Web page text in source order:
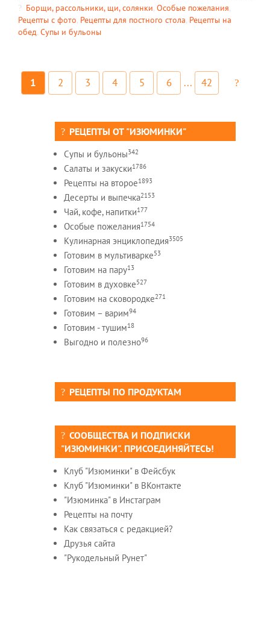
Борщи, рассольники, щи, солянки, Особые пожелания,
Рецепты c фото, Рецепты для постного стола, Рецепты на
обед, Супы и бульоны
1 2 3 4 5 6 ... 42
РЕЦЕПТЫ ОТ "ИЗЮМИНКИ"
Супы и бульоны342
Салаты и закуски1786
Рецепты на второе1893
Десерты и выпечка2153
Чай, кофе, напитки177
Особые пожелания1754
Кулинарная энциклопедия3505
Готовим в мультиварке53
Готовим на пару13
Готовим в духовке527
Готовим на сковородке271
Готовим – варим94
Готовим - тушим18
Выгодно и полезно96
РЕЦЕПТЫ ПО ПРОДУКТАМ
СООБЩЕСТВА И ПОДПИСКИ
"ИЗЮМИНКИ". ПРИСОЕДИНЯЙТЕСЬ!
Клуб "Изюминки" в Фейсбук
Клуб "Изюминки" в ВКонтакте
"Изюминка" в Инстаграм
Рецепты на почту
Как связаться с редакцией?
Друзья сайта
"Рукодельный Рунет"